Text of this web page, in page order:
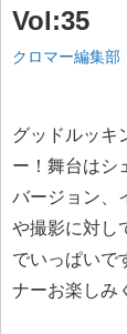
Vol:35
クロマー編集部
グッドルッキ
ー！舞台はシ
バージョン、
や撮影に対し
でいっぱいで
ナーお楽しみ